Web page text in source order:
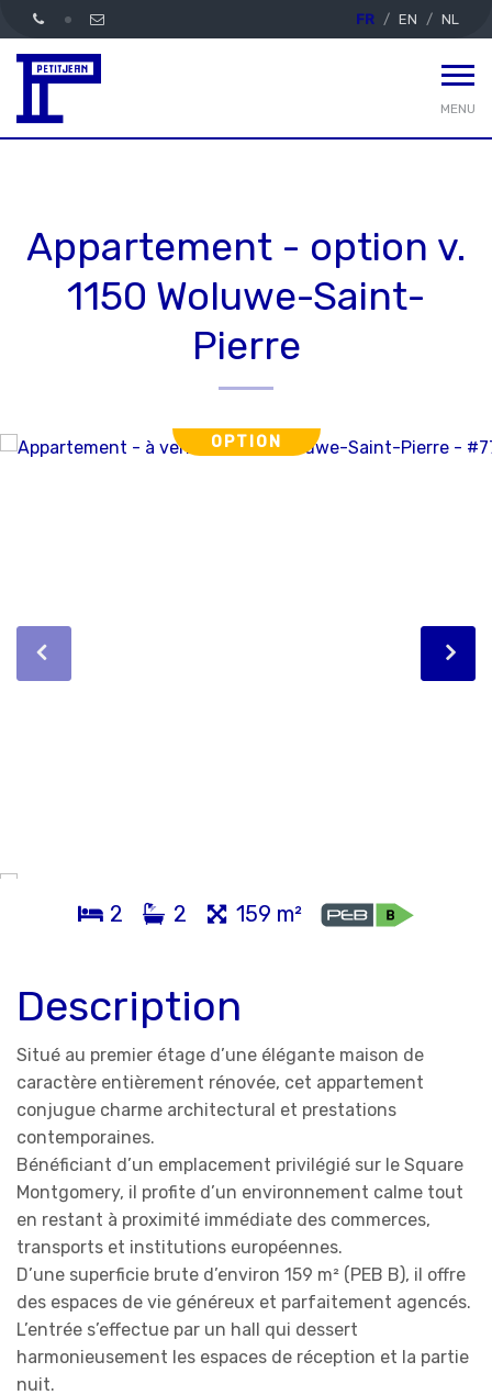
FR EN NL
MENU
Appartement - option v.
1150 Woluwe-Saint-
Pierre
OPTION
2 2 159 m²
Description
Situé au premier étage d’une élégante maison de
caractère entièrement rénovée, cet appartement
conjugue charme architectural et prestations
contemporaines.
Bénéficiant d’un emplacement privilégié sur le Square
Montgomery, il profite d’un environnement calme tout
en restant à proximité immédiate des commerces,
transports et institutions européennes.
D’une superficie brute d’environ 159 m² (PEB B), il offre
des espaces de vie généreux et parfaitement agencés.
L’entrée s’effectue par un hall qui dessert
harmonieusement les espaces de réception et la partie
nuit.